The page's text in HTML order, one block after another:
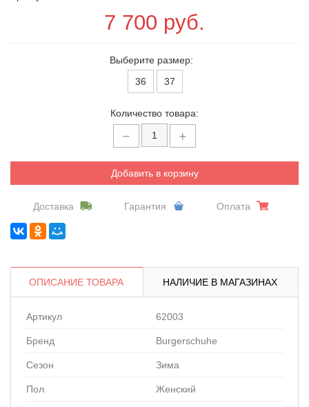
7 700 руб.
Выберите размер:
36
37
Количество товара:
Добавить в корзину
Доставка Гарантия Оплата
ОПИСАНИЕ ТОВАРА НАЛИЧИЕ В МАГАЗИНАХ
Артикул 62003
Бренд Burgerschuhe
Сезон Зима
Пол Женский